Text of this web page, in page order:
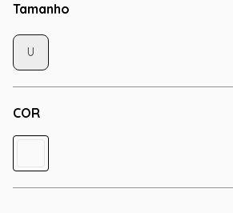
Tamanho
COR
U